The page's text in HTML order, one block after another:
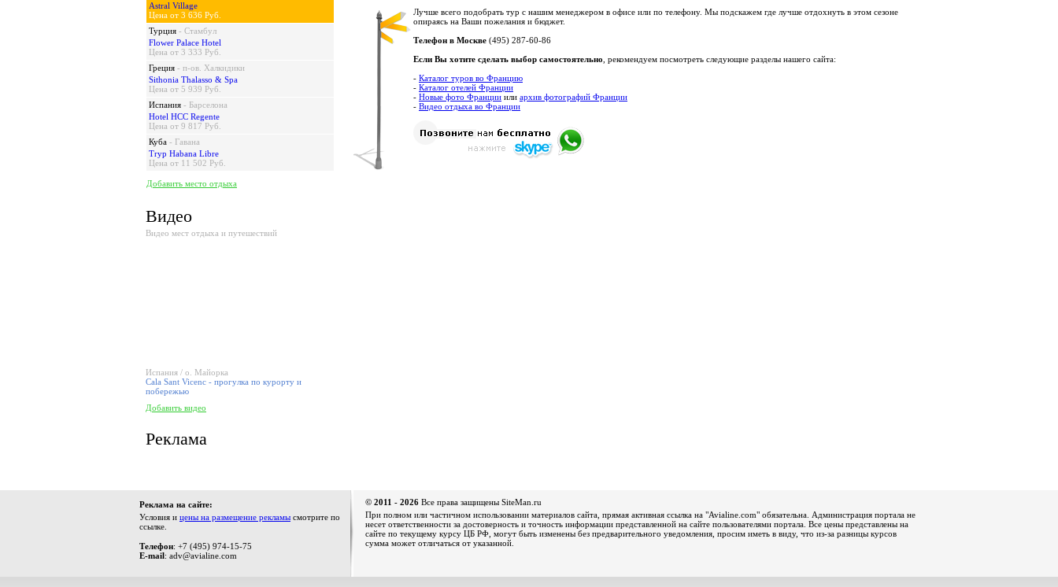
Astral Village
Цена от 3 636 Руб.
Турция - Стамбул
Flower Palace Hotel
Цена от 3 333 Руб.
Греция - п-ов. Халкидики
Sithonia Thalasso & Spa
Цена от 5 939 Руб.
Испания - Барселона
Hotel HCC Regente
Цена от 9 817 Руб.
Куба - Гавана
Tryp Habana Libre
Цена от 11 502 Руб.
Добавить место отдыха
Видео
Видео мест отдыха и путешествий
Испания / о. Майорка
Cala Sant Vicenc - прогулка по курорту и
побережью
Добавить видео
Реклама
Лучше всего подобрать тур с нашим менеджером в офисе или по телефону. Мы подскажем где лучше отдохнуть в этом сезоне
опираясь на Ваши пожелания и бюджет.
Телефон в Москве (495) 287-60-86
Если Вы хотите сделать выбор самостоятельно , рекомендуем посмотреть следующие разделы нашего сайта:
- Каталог туров во Францию
- Каталог отелей Франции
- Новые фото Франции или архив фотографий Франции
- Видео отдыха во Франции
Реклама на сайте:
Условия и цены на размещение рекламы смотрите по
ссылке.
Телефон: +7 (495) 974-15-75
E-mail: adv@avialine.com
© 2011 - 2026 Все права защищены SiteMan.ru
При полном или частичном использовании материалов сайта, прямая активная ссылка на "Avialine.com" обязательна. Администрация портала не
несет ответственности за достоверность и точность информации представленной на сайте пользователями портала. Все цены представлены на
сайте по текущему курсу ЦБ РФ, могут быть изменены без предварительного уведомления, просим иметь в виду, что из-за разницы курсов
сумма может отличаться от указанной.